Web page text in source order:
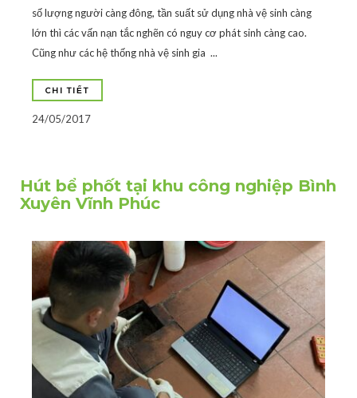
số lượng người càng đông, tần suất sử dụng nhà vệ sinh càng
lớn thì các vấn nạn tắc nghẽn có nguy cơ phát sinh càng cao.
Cũng như các hệ thống nhà vệ sinh gia ...
CHI TIẾT
24/05/2017
Hút bể phốt tại khu công nghiệp Bình
Xuyên Vĩnh Phúc